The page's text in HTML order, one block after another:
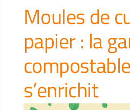
Durabilité
Entreprise
Nouvelles
Moules de
papier : la
s’enrichit